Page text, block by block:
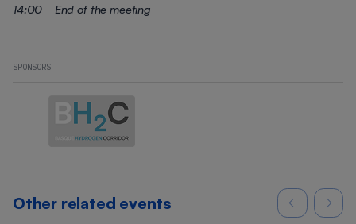
14:00 End of the meeting
SPONSORS
Other related events